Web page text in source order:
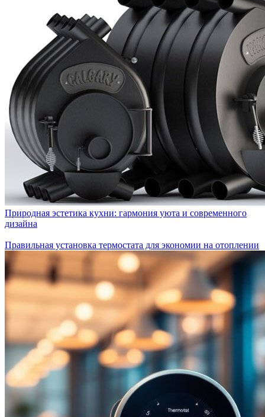
Природная эстетика кухни: гармония уюта и современного
дизайна
Правильная установка термостата для экономии на отоплении